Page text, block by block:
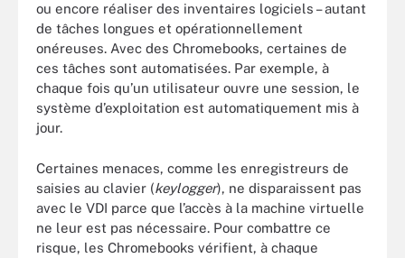
ou encore réaliser des inventaires logiciels – autant
de tâches longues et opérationnellement
onéreuses. Avec des Chromebooks, certaines de
ces tâches sont automatisées. Par exemple, à
chaque fois qu’un utilisateur ouvre une session, le
système d’exploitation est automatiquement mis à
jour.
Certaines menaces, comme les enregistreurs de
saisies au clavier (keylogger), ne disparaissent pas
avec le VDI parce que l’accès à la machine virtuelle
ne leur est pas nécessaire. Pour combattre ce
risque, les Chromebooks vérifient, à chaque